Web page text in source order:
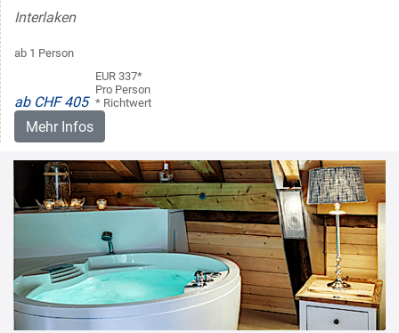
Interlaken
ab 1 Person
ab CHF 405
EUR 337*
Pro Person
* Richtwert
Mehr Infos